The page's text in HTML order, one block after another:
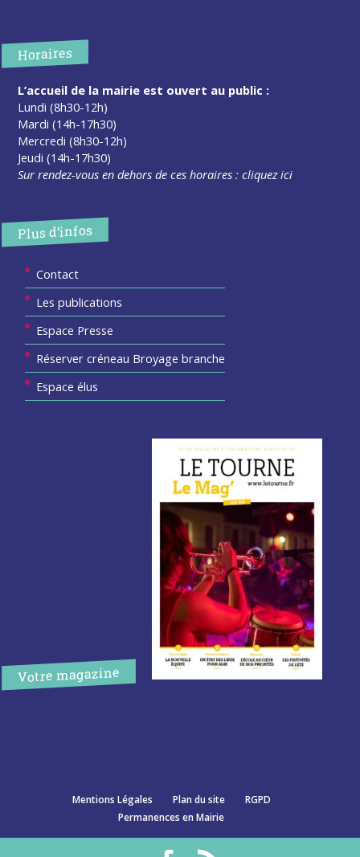
Horaires
L’accueil de la mairie est ouvert au public :
Lundi (8h30-12h)
Mardi (14h-17h30)
Mercredi (8h30-12h)
Jeudi (14h-17h30)
Sur rendez-vous en dehors de ces horaires :cliquez ici
Plus d’infos
Contact
Les publications
Espace Presse
Réserver créneau Broyage branche
Espace élus
Votre magazine
Mentions Légales Plan du site
RGPD
Permanences en Mairie